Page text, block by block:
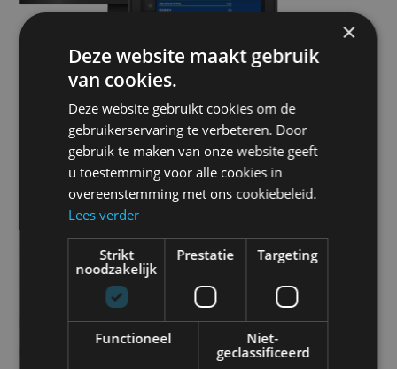
EASYDRIVE SOLO
EasyDrive genereerd duidelijke rapportages over
het brandstofverbruik en de rijstijl van uw
chauffeurs en voertuigen. Op basis van klant- en
voertuigspecifieke parameters wordt het rijgedrag
geanalyseerd en beoordeeld en worden ook
scores toegekend.
Dankzij deze overzichtelijke rapportages kunt u een
ranglijst van uw chauffeurs maken en vergelijken
×
Deze website maakt gebruik
van cookies.
Deze website gebruikt cookies om de
gebruikerservaring te verbeteren. Door
gebruik te maken van onze website geeft
u toestemming voor alle cookies in
overeenstemming met ons cookiebeleid.
Lees verder
Strikt
noodzakelijk
Prestatie Targeting
Functioneel
Niet-
geclassificeerd